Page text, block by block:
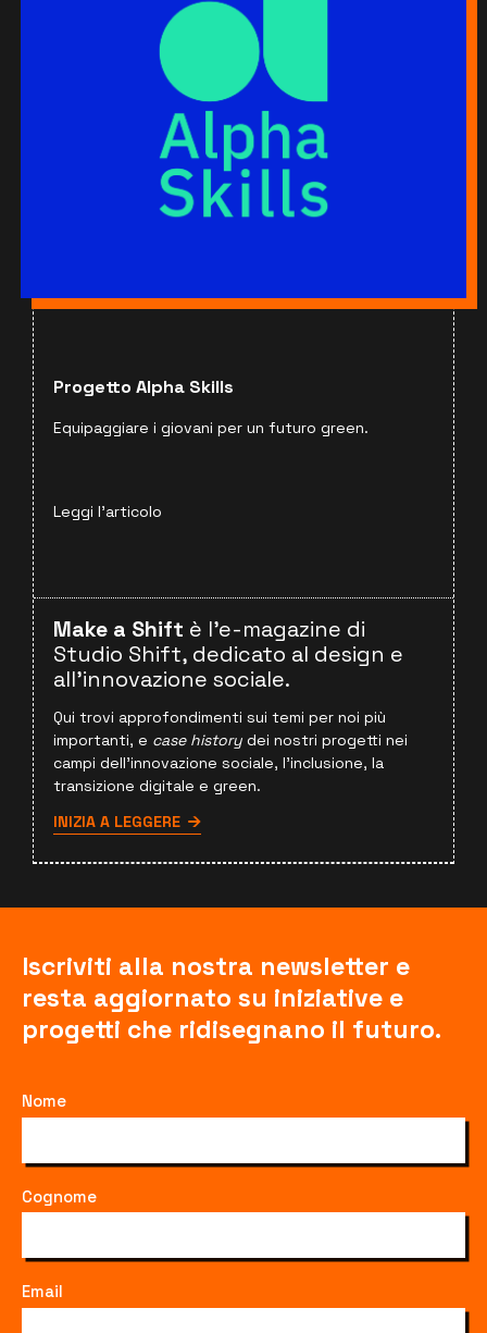
Progetto Alpha Skills
Equipaggiare i giovani per un futuro green.
Leggi l'articolo
Make a Shift è l'e-magazine di
Studio Shift, dedicato al design e
all'innovazione sociale.
Qui trovi approfondimenti sui temi per noi più
importanti, e case history dei nostri progetti nei
campi dell'innovazione sociale, l'inclusione, la
transizione digitale e green.
INIZIA A LEGGERE
Iscriviti alla nostra newsletter e
resta aggiornato su iniziative e
progetti che ridisegnano il futuro.
Nome
Cognome
Email